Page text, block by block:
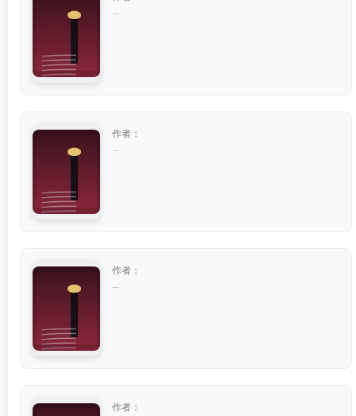
作者：
作者：
作者：